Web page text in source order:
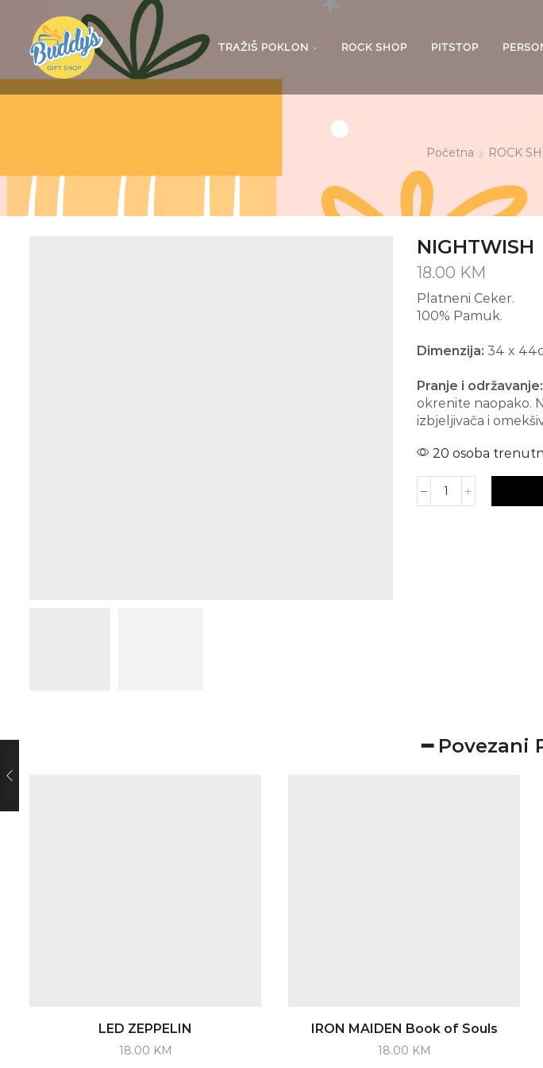
TRAŽIŠ POKLON ROCK SHOP PITSTOP
Početna ROCK
NIGHTWISH
18.00 KM
Platneni Ceker.
100% Pamuk.
Dimenzija: 34 x
Pranje i održavanje:
okrenite naopako.
izbjeljivača i
20 osoba
NIGHTWISH
━ Povezani
LED ZEPPELIN
18.00 KM
IRON MAIDEN Book of Souls
18.00 KM